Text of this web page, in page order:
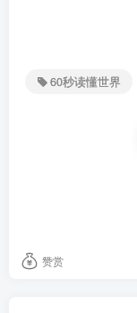
目前已造成4人
染的猫数量多、
9、外媒：调查
“无户儿童”是指
已将相关案件送
60秒读懂世界
赞赏